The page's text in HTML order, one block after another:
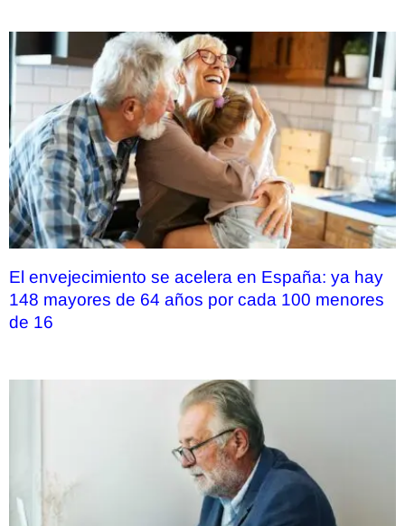
El envejecimiento se acelera en España: ya hay
148 mayores de 64 años por cada 100 menores
de 16